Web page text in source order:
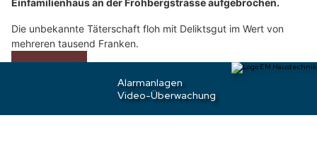
S
i
e
b
Die unbekannte Täterschaft verwendete ein zuvor
entwendetes Auto als Rammbock und verschaffte sich so
Zugang zum Einkaufszentrum. Im Innern rammten sie mit dem